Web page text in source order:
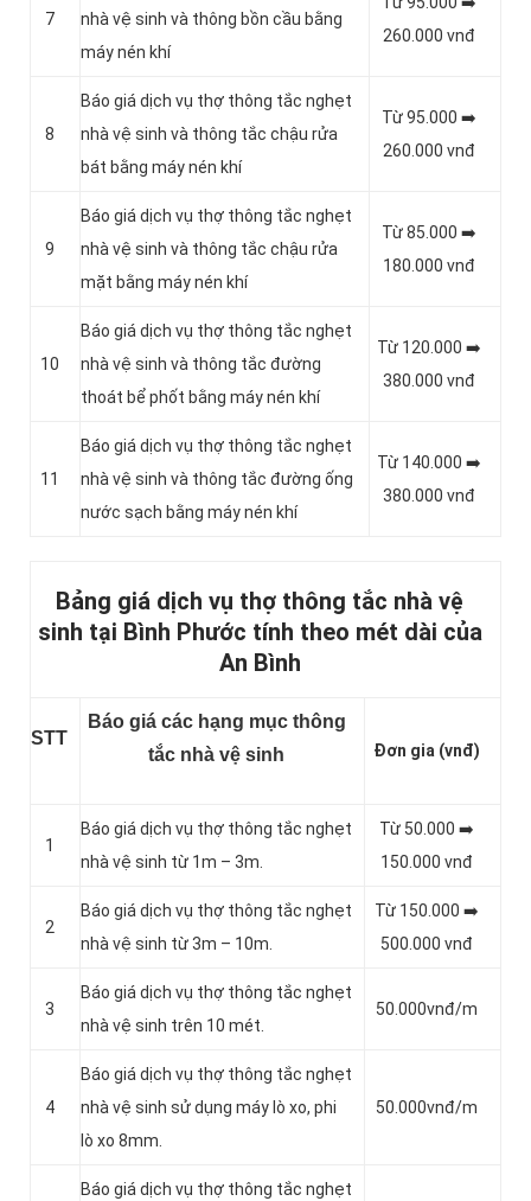
7
nhà vệ sinh và thông bồn cầu bằng
máy nén khí
260.000 vnđ
8
Báo giá dịch vụ thợ thông tắc nghẹt
nhà vệ sinh và thông tắc chậu rửa
bát bằng máy nén khí
Từ 95.000 ➡️
260.000 vnđ
9
Báo giá dịch vụ thợ thông tắc nghẹt
nhà vệ sinh và thông tắc chậu rửa
mặt bằng máy nén khí
Từ 85.000 ➡️
180.000 vnđ
10
Báo giá dịch vụ thợ thông tắc nghẹt
nhà vệ sinh và thông tắc đường
thoát bể phốt bằng máy nén khí
Từ 120.000 ➡️
380.000 vnđ
11
Báo giá dịch vụ thợ thông tắc nghẹt
nhà vệ sinh và thông tắc đường ống
nước sạch bằng máy nén khí
Từ 140.000 ➡️
380.000 vnđ
Bảng giá dịch vụ thợ thông tắc nhà vệ
sinh tại Bình Phước tính theo mét dài của
An Bình
STT
Báo giá các hạng mục thông
tắc nhà vệ sinh
Đơn gia (vnđ)
1
Báo giá dịch vụ thợ thông tắc nghẹt
nhà vệ sinh từ 1m – 3m.
Từ 50.000 ➡️
150.000 vnđ
2
Báo giá dịch vụ thợ thông tắc nghẹt
nhà vệ sinh từ 3m – 10m.
Từ 150.000 ➡️
500.000 vnđ
3
Báo giá dịch vụ thợ thông tắc nghẹt
nhà vệ sinh trên 10 mét.
50.000vnđ/m
4
Báo giá dịch vụ thợ thông tắc nghẹt
nhà vệ sinh sử dụng máy lò xo, phi
lò xo 8mm.
50.000vnđ/m
Báo giá dịch vụ thợ thông tắc nghẹt